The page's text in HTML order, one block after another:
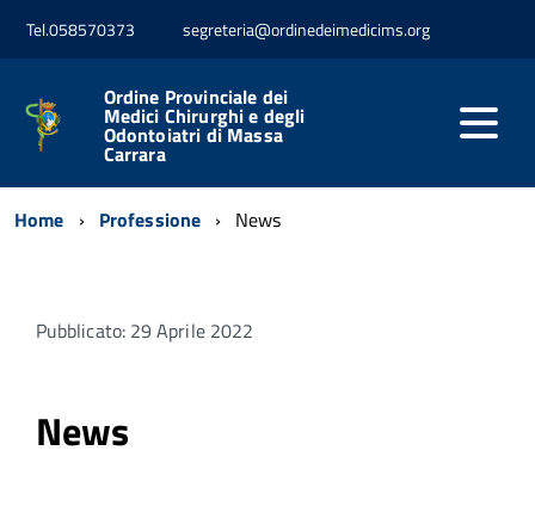
Tel.058570373 segreteria@ordinedeimedicims.org
Ordine Provinciale dei
Medici Chirurghi e degli
Odontoiatri di Massa
Carrara
Home Professione News
Pubblicato: 29 Aprile 2022
News